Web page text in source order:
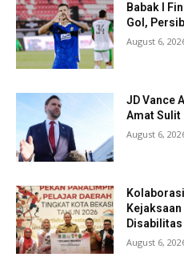
Babak I
Gol,
August 6,
JD Vance
Amat Sulit
August 6,
Disabilitas
August 6,